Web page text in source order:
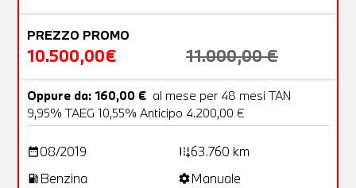
PREZZO PROMO
10.500,00€ 11.000,00 €
Oppure da: 160,00 € al mese per 48 mesi TAN
9,95% TAEG 10,55% Anticipo 4.200,00 €
date_range08/2019 add_road63.760 km
local_gas_station Benzina settingsManuale